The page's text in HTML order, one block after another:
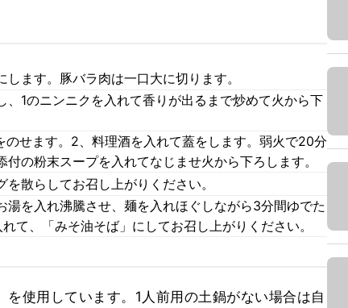
ます。豚バラ肉は一口大に切ります。
、1のニンニクを入れて香りが出るまで炒めて火から下
のせます。2、料理酒を入れて蓋をします。弱火で20分
の粉末スープを入れてなじませ火から下ろします。
散らしてお召し上がりください。
湯を入れ沸騰させ、麺を入れほぐしながら3分間ゆでた
て、「みそ油そば」にしてお召し上がりください。
を使用しています。1人前用の土鍋がない場合は自